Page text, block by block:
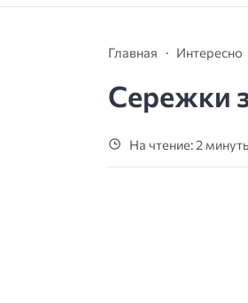
Главная Интересно
Сережки
На чтение: 2